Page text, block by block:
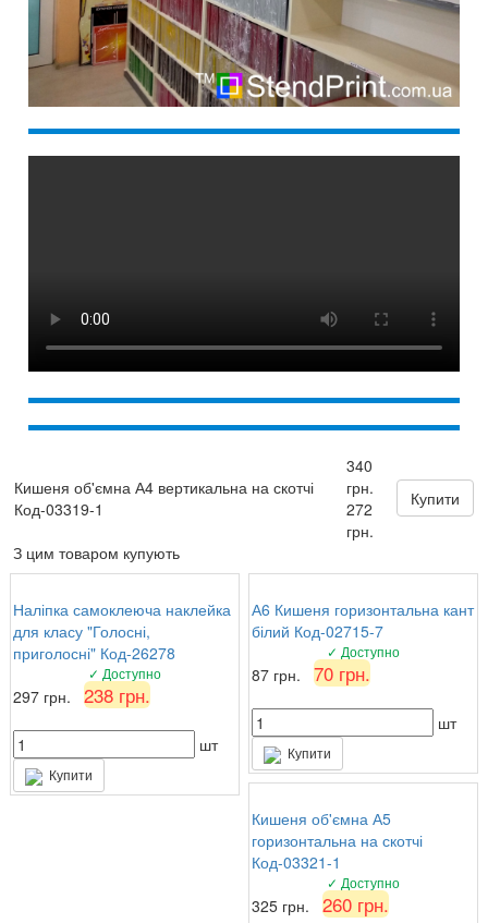
Кишеня об'ємна А4 вертикальна на скотчі
Код-03319-1
340
грн.
272
грн.
Купити
З цим товаром купують
Наліпка самоклеюча наклейка
для класу "Голосні,
приголосні" Код-26278
✓ Доступно
297 грн. 238 грн.
шт
Купити
А6 Кишеня горизонтальна кант
білий Код-02715-7
✓ Доступно
87 грн. 70 грн.
шт
Купити
Кишеня об'ємна А5
горизонтальна на скотчі
Код-03321-1
✓ Доступно
325 грн. 260 грн.